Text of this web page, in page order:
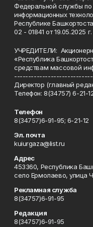
Федеральной службы по
информационных
Республике
02 - 01841 от 19.05.2025 г.
УЧРЕДИТЕЛИ:
«Республика
средствам массовой
Директор (главный
Телефон: 8(34757) 6-21-
Телефон
8(34757)6-91-95; 6-21-12
Эл. почта
kuiurgaza@list.ru
Адрес
453360, Республика
село Ермолаево, улица
Рекламная служба
8(34757)6-91-95
Редакция
8(34757)6-91-95